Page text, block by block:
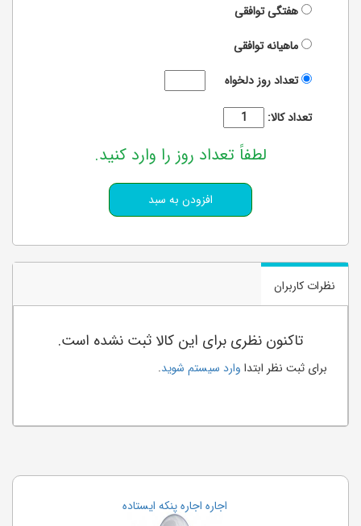
هفتگیتوافقی
ماهیانهتوافقی
تعداد روز دلخواه
تعداد کالا:
لطفاً تعداد روز را وارد کنید.
نظرات کاربران
تاکنون نظری برای این کالا ثبت نشده است.
برای ثبت نظر ابتدا وارد سیستم شوید.
اجاره اجاره پنکه ایستاده